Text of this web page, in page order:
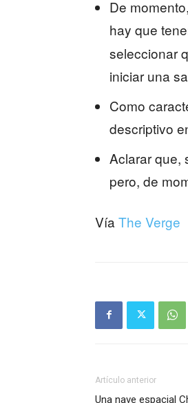
De
hay que
seleccionar
iniciar una
Como
descriptivo
Aclarar que,
pero, de
Vía The Verge
Artículo anterior
Una nave espacial